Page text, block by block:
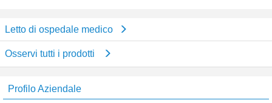
Letto di ospedale medico
Osservi tutti i prodotti
Profilo Aziendale